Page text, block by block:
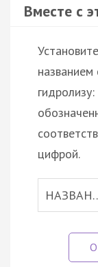
Вместе с
цифрой.